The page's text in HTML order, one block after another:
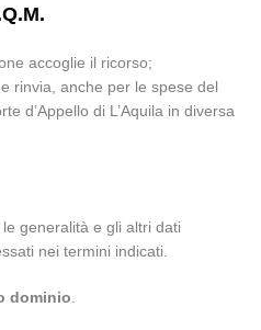
accoglie il ricorso;
rinvia, anche per le spese del
d’Appello di L’Aquila in diversa
generalità e gli altri dati
nei termini indicati.
dominio